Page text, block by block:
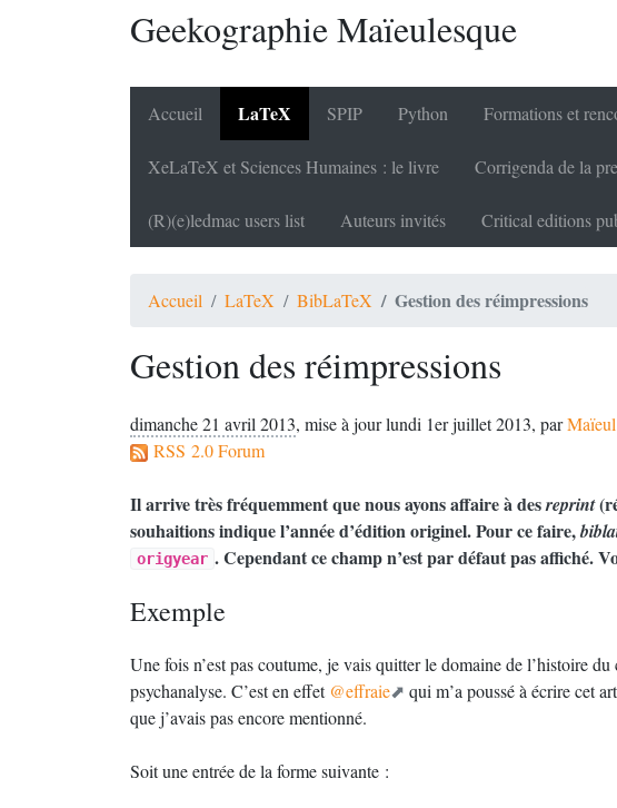
Geekographie Maïeulesque
Accueil LaTeX SPIP Python Formations et
XeLaTeX et Sciences Humaines : le livre Corrigenda de la
(R)(e)ledmac users list Auteurs invités Critical editions
Accueil LaTeX BibLaTeX Gestion des réimpressions
Gestion des réimpressions
dimanche 21 avril 2013, mise à jour lundi 1er juillet 2013, parMaïeul
RSS 2.0 Forum
Il arrive très fréquemment que nous ayons affaire à desreprint
souhaitions indique l’année d’édition originel. Pour ce faire,
origyear . Cependant ce champ n’est par défaut pas affiché.
Exemple
Une fois n’est pas coutume, je vais quitter le domaine de l’histoire
psychanalyse. C’est en effet @effraie
qui m’a poussé à écrire cet
que j’avais pas encore mentionné.
Soit une entrée de la forme suivante :